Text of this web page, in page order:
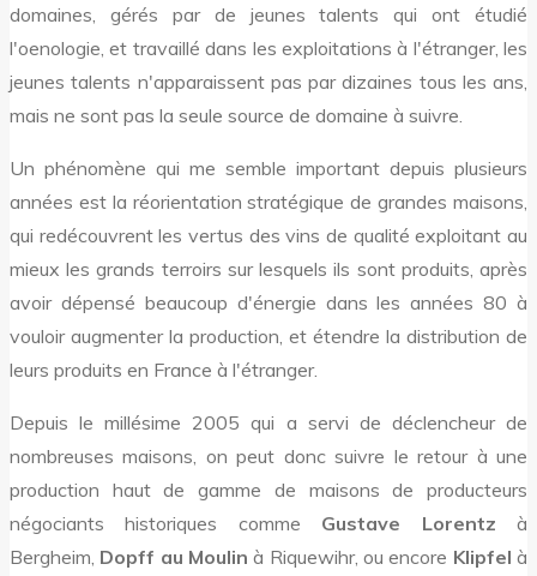
domaines, gérés par de jeunes talents qui ont étudié
l'oenologie, et travaillé dans les exploitations à l'étranger, les
jeunes talents n'apparaissent pas par dizaines tous les ans,
mais ne sont pas la seule source de domaine à suivre.
Un phénomène qui me semble important depuis plusieurs
années est la réorientation stratégique de grandes maisons,
qui redécouvrent les vertus des vins de qualité exploitant au
mieux les grands terroirs sur lesquels ils sont produits, après
avoir dépensé beaucoup d'énergie dans les années 80 à
vouloir augmenter la production, et étendre la distribution de
leurs produits en France à l'étranger.
Depuis le millésime 2005 qui a servi de déclencheur de
nombreuses maisons, on peut donc suivre le retour à une
production haut de gamme de maisons de producteurs
négociants historiques comme Gustave Lorentz à
Bergheim, Dopff au Moulin à Riquewihr, ou encore Klipfel à